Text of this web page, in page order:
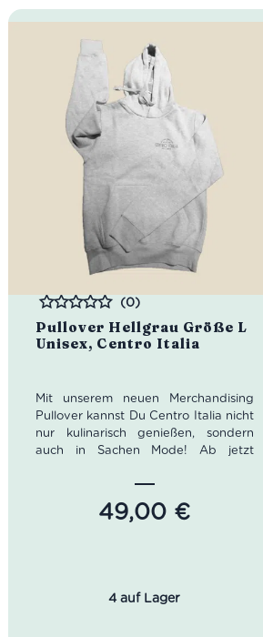
Pullover Hellgrau Größe L
Unisex, Centro Italia
Bewertet
(0)
Mit unserem neuen Merchandising
Pullover kannst Du Centro Italia nicht
nur kulinarisch genießen, sondern
auch in Sachen Mode! Ab jetzt
bequemen hellgrauen Centro Italia
Pullover in der Größe L kaufen. Ganz
gleich ob für zu Hause oder außer
49,00 €
4 auf Lager